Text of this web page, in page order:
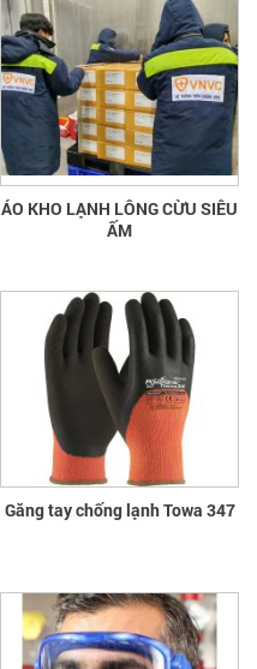
ÁO KHO LẠNH LÔNG CỪU SIÊU
ẤM
Găng tay chống lạnh Towa 347